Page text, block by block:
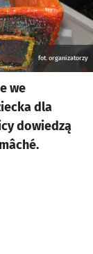
fot. organizatorzy
we
dla
dowiedzą